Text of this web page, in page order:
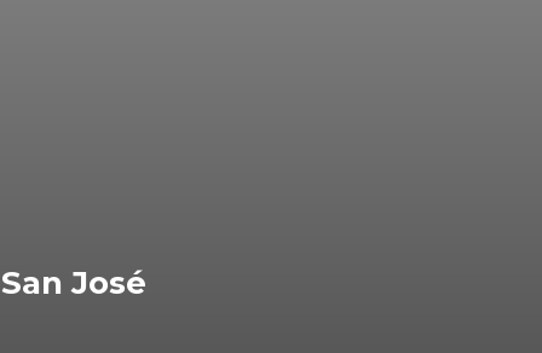
José